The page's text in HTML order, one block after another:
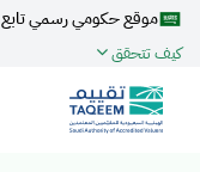
موقع حكومي رسمي تابع
كيف تتحقق